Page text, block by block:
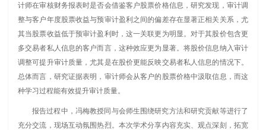
计师在审核财务报表时是否会借鉴客户股票价格信息，研究发现，审计调
整与客户年度股票收益与预审计盈利之间的偏差存在显著正相关关系，尤
其当股票收益低于预审计盈利时，这一关联更为明显。对于其股价包含更
多交易者私人信息的客户而言，这种效应更为显著。将股价信息纳入审计
调整可提升审计质量，尤其是在股价更能反映交易者私人信息的情况下。
总体而言，研究证据表明，审计师会从客户的股票价格中汲取信息，而这
种学习过程能有效提升审计质量。
报告过程中，冯梅教授同与会师生围绕研究方法和研究贡献等进行了
充分交流，现场互动氛围热烈。本次学术分享内容充实、观点深刻，拓宽